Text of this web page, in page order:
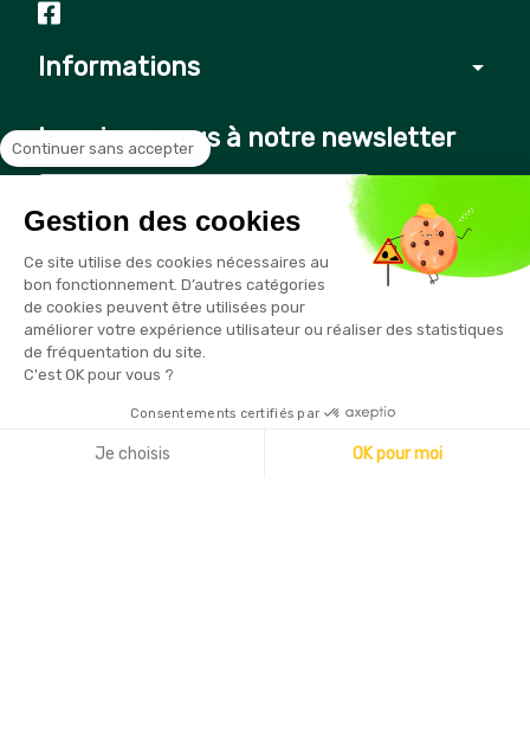
Informations arrow_drop_down
Inscrivez-vous à notre newsletter
Vous pouvez vous désinscrire à tout moment en cliquant sur le
lien présent dans nos emails
Copyright © 2026 - Sécurama
Continuer sans accepter
Gestion des cookies
Ce site utilise des cookies nécessaires au
bon fonctionnement. D’autres catégories
de cookies peuvent être utilisées pour
améliorer votre expérience utilisateur ou réaliser des statistiques
de fréquentation du site.
C'est OK pour vous ?
Consentements certifiés par
Je choisis OK pour moi